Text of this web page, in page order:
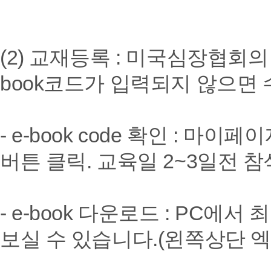
(2) 교재등록 : 미국심장협회
book코드가 입력되지 않으면
- e-book code 확인 : 마이페
버튼 클릭. 교육일 2~3일전
- e-book 다운로드 : PC에서
보실 수 있습니다.(왼쪽상단